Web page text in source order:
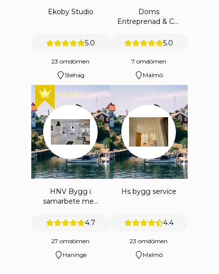
Ekoby Studio
5.0
23 omdömen
Stehag
Doms
Entreprenad & Co.
5.0
7 omdömen
Malmö
Utmärkt
HNV Bygg i
samarbete med
ENTREPRENAD
4.7
27 omdömen
Haninge
Hs bygg service
4.4
23 omdömen
Malmö